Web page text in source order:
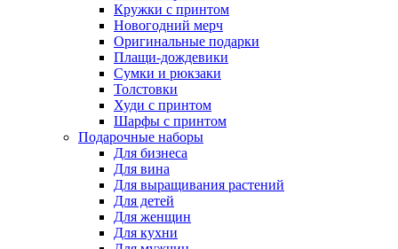
Кружки с принтом
Новогодний мерч
Оригинальные подарки
Плащи-дождевики
Сумки и рюкзаки
Толстовки
Худи с принтом
Шарфы с принтом
Подарочные наборы
Для бизнеса
Для вина
Для выращивания растений
Для детей
Для женщин
Для кухни